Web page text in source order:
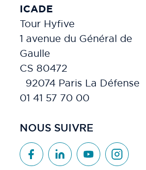
ICADE
Tour Hyfive
1 avenue du Général de
Gaulle
CS 80472
92074 Paris La Défense
01 41 57 70 00
NOUS SUIVRE